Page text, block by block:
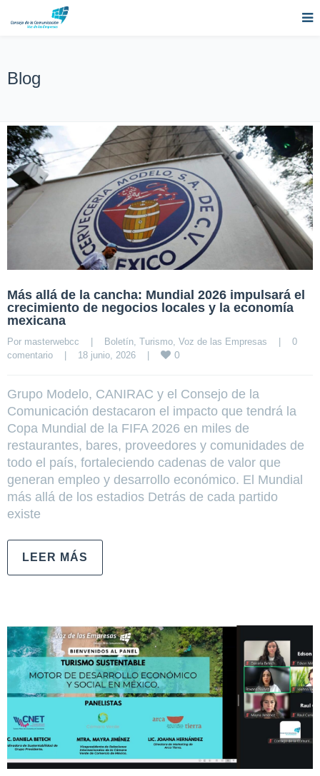
Blog
Más allá de la cancha: Mundial 2026 impulsará el
crecimiento de negocios locales y la economía
mexicana
Por masterwebcc | Boletín Turismo Voz de las Empresas |
0
comentario
| 18 junio, 2026 | 0
Grupo Modelo, CANIRAC y el Consejo de la
Comunicación destacaron el impacto que tendrá la
Copa Mundial de la FIFA 2026 en miles de
restaurantes, bares, proveedores y comunidades de
todo el país, fortaleciendo cadenas de valor que
generan empleo y desarrollo económico. El Mundial
más allá de los estadios Detrás de cada partido
existe
LEER MÁS